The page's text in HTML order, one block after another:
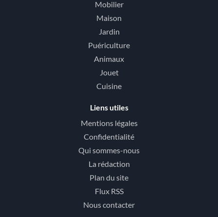
Mobilier
Maison
Jardin
Puériculture
Animaux
Jouet
Cuisine
Liens utiles
Mentions légales
Confidentialité
Qui sommes-nous
La rédaction
Plan du site
Flux RSS
Nous contacter